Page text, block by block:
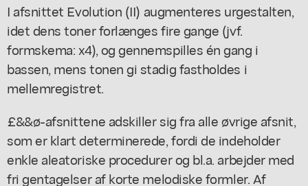
I afsnittet Evolution (II) augmenteres urgestalten,
idet dens toner forlænges fire gange (jvf.
formskema: x4), og gennemspilles én gang i
bassen, mens tonen gi stadig fastholdes i
mellemregistret.
£&&ø-afsnittene adskiller sig fra alle øvrige afsnit,
som er klart determinerede, fordi de indeholder
enkle aleatoriske procedurer og bl.a. arbejder med
fri gentagelser af korte melodiske formler. Af